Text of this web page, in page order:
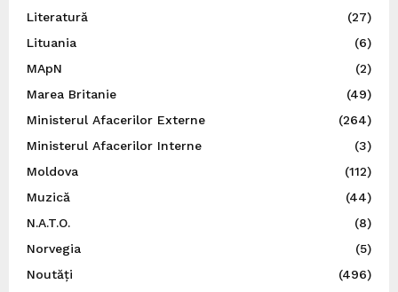
Literatură
(27)
Lituania
(6)
MApN
(2)
Marea Britanie
(49)
Ministerul Afacerilor Externe
(264)
Ministerul Afacerilor Interne
(3)
Moldova
(112)
Muzică
(44)
N.A.T.O.
(8)
Norvegia
(5)
Noutăți
(496)